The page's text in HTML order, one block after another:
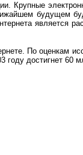
Крупные
будущем
является
По оценкам
году достигнет 60